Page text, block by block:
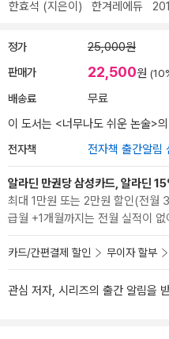
한효석 (지은이) 한겨레에듀
정가 25,000원
판매가 22,500원
배송료
무료
이 도서는 <너무나도 쉬운 논술>
전자책 전자책 출간알림
알라딘 만권당 삼성카드, 알라딘
최대 1만원 또는 2만원 할인(전월
급월 +1개월까지는 전월 실적이
카드/간편결제 할인 무이자 할부
관심 저자, 시리즈의 출간 알림을